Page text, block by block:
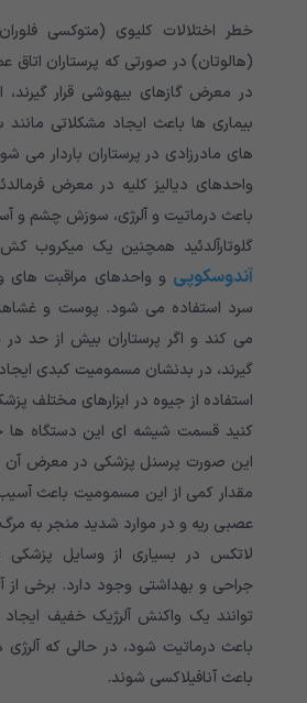
خطر اختلالات کلیوی (متوکسی
(هالوتان) در صورتی که پرستاران اتاق
در معرض گازهای بیهوشی قرار گیرند،
بیماری ها باعث ایجاد مشکلاتی
های مادرزادی در پرستاران باردار می
واحدهای دیالیز کلیه در معرض
باعث درماتیت و آلرژی، سوزش چشم و
گلوتارآلدئید همچنین یک میکروب
آندوسکوپی و واحدهای مراقبت های
سرد استفاده می شود. پوست و
می کند و اگر پرستاران بیش از حد در
گیرند، در بدنشان مسمومیت کبدی
استفاده از جیوه در ابزارهای مختلف
کنید قسمت شیشه ای این دستگاه
این صورت پرسنل پزشکی در معرض
مقدار کمی از این مسمومیت باعث
عصبی ریه و در موارد شدید منجر به
لاتکس در بسیاری از وسایل
جراحی و بهداشتی وجود دارد. برخی
توانند یک واکنش آلرژیک خفیف
باعث درماتیت شود، در حالی که
باعث آنافیلاکسی شوند.